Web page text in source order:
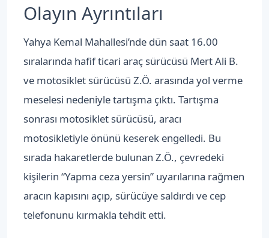
Olayın Ayrıntıları
Yahya Kemal Mahallesi’nde dün saat 16.00
sıralarında hafif ticari araç sürücüsü Mert Ali B.
ve motosiklet sürücüsü Z.Ö. arasında yol verme
meselesi nedeniyle tartışma çıktı. Tartışma
sonrası motosiklet sürücüsü, aracı
motosikletiyle önünü keserek engelledi. Bu
sırada hakaretlerde bulunan Z.Ö., çevredeki
kişilerin “Yapma ceza yersin” uyarılarına rağmen
aracın kapısını açıp, sürücüye saldırdı ve cep
telefonunu kırmakla tehdit etti.